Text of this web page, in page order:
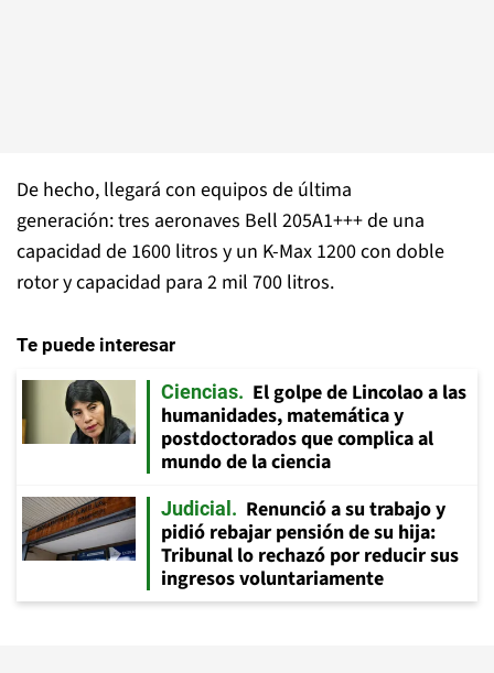
De hecho, llegará con equipos de última
generación: tres aeronaves Bell 205A1+++ de una
capacidad de 1600 litros y un K-Max 1200 con doble
rotor y capacidad para 2 mil 700 litros.
Te puede interesar
Ciencias
El golpe de Lincolao a las
humanidades, matemática y
postdoctorados que complica al
mundo de la ciencia
Judicial
Renunció a su trabajo y
pidió rebajar pensión de su hija:
Tribunal lo rechazó por reducir sus
ingresos voluntariamente